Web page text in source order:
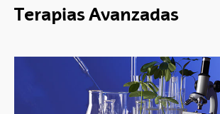
Terapias Avanzadas